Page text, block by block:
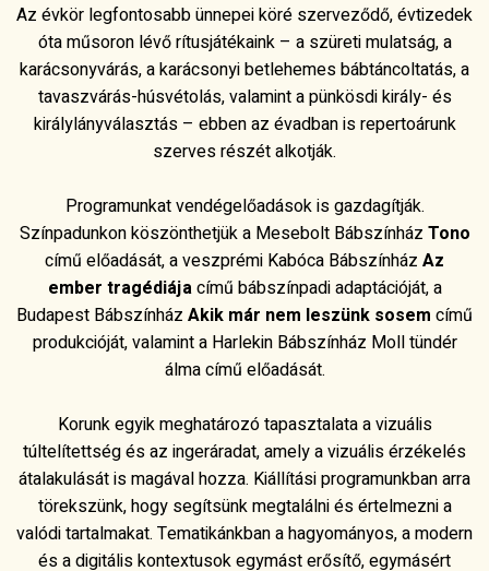
Az évkör legfontosabb ünnepei köré szerveződő, évtizedek
óta műsoron lévő rítusjátékaink – a szüreti mulatság, a
karácsonyvárás, a karácsonyi betlehemes bábtáncoltatás, a
tavaszvárás-húsvétolás, valamint a pünkösdi király- és
királylányválasztás – ebben az évadban is repertoárunk
szerves részét alkotják.
Programunkat vendégelőadások is gazdagítják.
Színpadunkon köszönthetjük a Mesebolt Bábszínház Tono
című előadását, a veszprémi Kabóca Bábszínház Az
ember tragédiájacímű bábszínpadi adaptációját, a
Budapest Bábszínház Akik már nem leszünk sosem című
produkcióját, valamint a Harlekin Bábszínház Moll tündér
álma című előadását.
Korunk egyik meghatározó tapasztalata a vizuális
túltelítettség és az ingeráradat, amely a vizuális érzékelés
átalakulását is magával hozza. Kiállítási programunkban arra
törekszünk, hogy segítsünk megtalálni és értelmezni a
valódi tartalmakat. Tematikánkban a hagyományos, a modern
és a digitális kontextusok egymást erősítő, egymásért